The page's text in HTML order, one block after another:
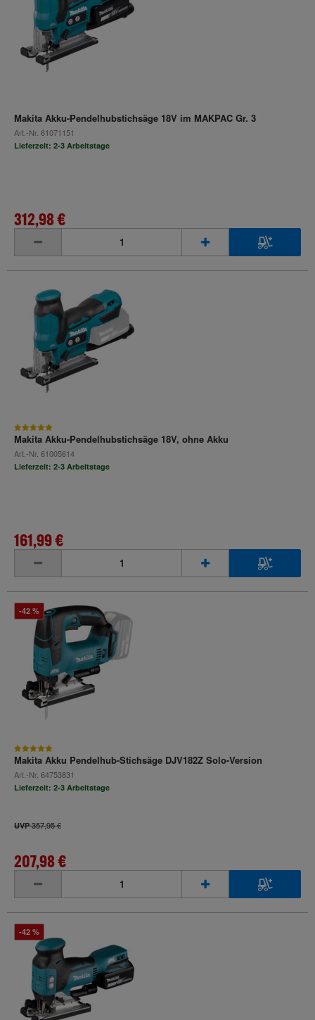
Makita Akku-Pendelhubstichsäge 18V im MAKPAC Gr. 3
Art.-Nr. 61071151
Lieferzeit: 2-3 Arbeitstage
312,98 €
Makita Akku-Pendelhubstichsäge 18V, ohne Akku
Art.-Nr. 61005614
Lieferzeit: 2-3 Arbeitstage
161,99 €
-42 %
Makita Akku Pendelhub-Stichsäge DJV182Z Solo-Version
Art.-Nr. 64753831
Lieferzeit: 2-3 Arbeitstage
UVP357,95 €
207,98 €
-42 %